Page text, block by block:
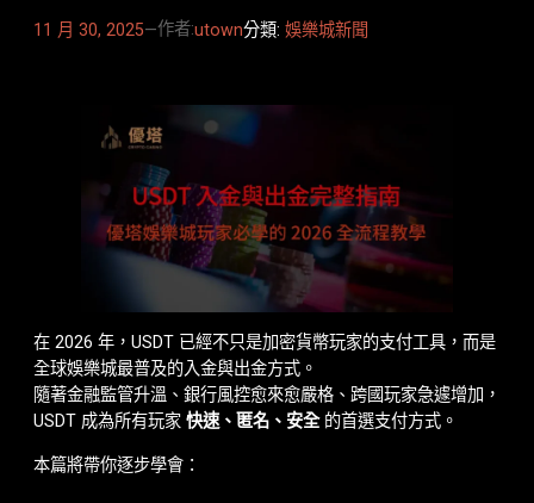
11 月 30, 2025—作者:utown分類: 娛樂城新聞
在 2026 年，USDT 已經不只是加密貨幣玩家的支付工具，而是
全球娛樂城最普及的入金與出金方式。
隨著金融監管升溫、銀行風控愈來愈嚴格、跨國玩家急遽增加，
USDT 成為所有玩家 快速、匿名、安全的首選支付方式。
本篇將帶你逐步學會：